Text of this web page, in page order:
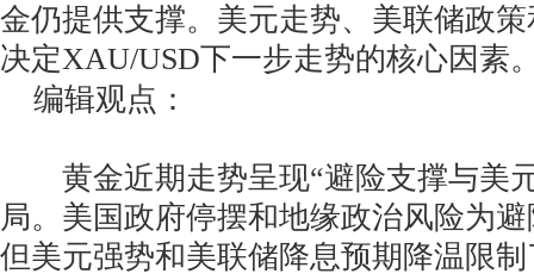
金仍提供支撑。美元走势、美联储政
决定XAU/USD下一步走势的核心因素
编辑观点：
黄金近期走势呈现“避险支撑与美
局。美国政府停摆和地缘政治风险为
但美元强势和美联储降息预期降温限